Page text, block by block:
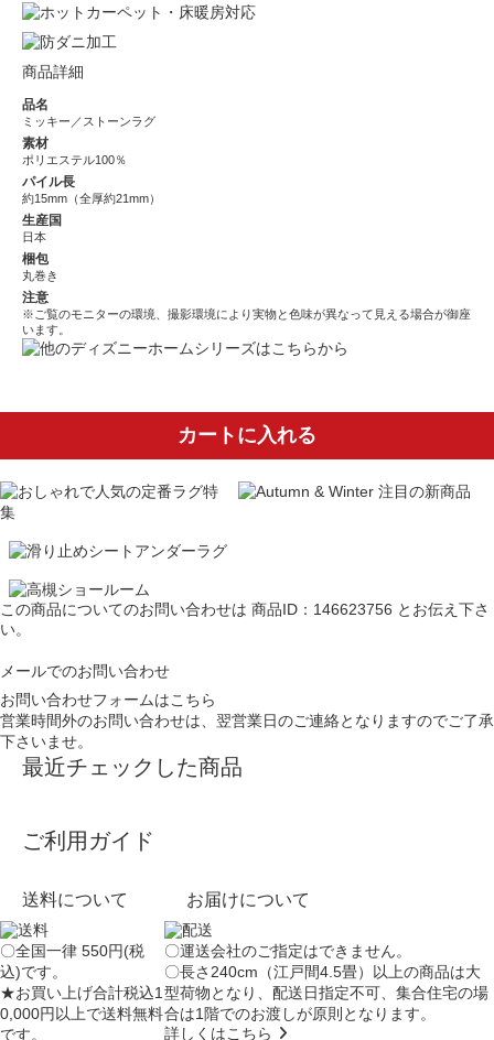
商品詳細
品名
ミッキー／ストーンラグ
素材
ポリエステル100％
パイル長
約15mm（全厚約21mm）
生産国
日本
梱包
丸巻き
注意
※ご覧のモニターの環境、撮影環境により実物と色味が異なって見える場合が御座
います。
カートに入れる
この商品についてのお問い合わせは 商品ID：146623756 とお伝え下さ
い。
メールでのお問い合わせ
お問い合わせフォームはこちら
営業時間外のお問い合わせは、翌営業日のご連絡となりますのでご了承
下さいませ。
最近チェックした商品
ご利用ガイド
送料について
〇全国一律 550円(税
込)です。
★お買い上げ合計税込1
0,000円以上で送料無料
です。
お届けについて
〇運送会社のご指定はできません。
〇長さ240cm（江戸間4.5畳）以上の商品は大
型荷物となり、配送日指定不可、集合住宅の場
合は1階でのお渡しが原則となります。
詳しくはこちら